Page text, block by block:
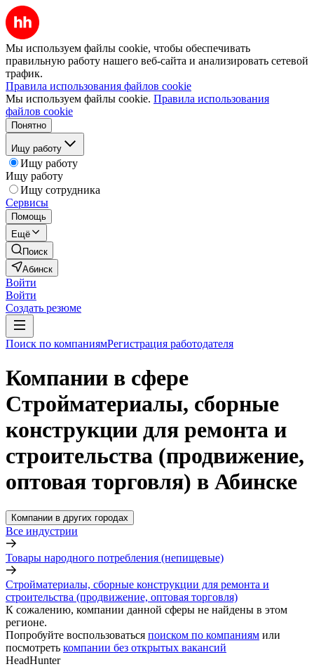
Мы используем файлы cookie, чтобы обеспечивать
правильную работу нашего веб-сайта и анализировать сетевой
трафик.
Правила использования файлов cookie
Мы используем файлы cookie. Правила использования
файлов cookie
Понятно
Ищу работу
Ищу работу
Ищу работу
Ищу сотрудника
Сервисы
Помощь
Ещё
Поиск
Абинск
Войти
Войти
Создать резюме
Поиск по компаниямРегистрация работодателя
Компании в сфере
Стройматериалы, сборные
конструкции для ремонта и
строительства (продвижение,
оптовая торговля) в Абинске
Компании в других городах
Все индустрии
Товары народного потребления (непищевые)
Стройматериалы, сборные конструкции для ремонта и
строительства (продвижение, оптовая торговля)
К сожалению, компании данной сферы не найдены в этом
регионе.
Попробуйте воспользоваться поиском по компаниям или
посмотреть компании без открытых вакансий
HeadHunter